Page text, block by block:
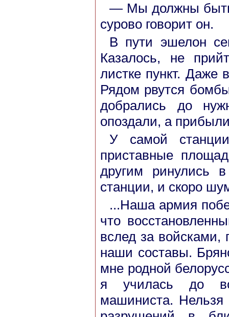
— Мы должны быть
сурово говорит он.
В пути эшелон
Казалось, не
листке пункт. Даже
Рядом рвутся
добрались до
опоздали, а
У самой
приставные
другим ринулись
станции, и скоро
...Наша армия
что
вслед за войсками,
наши составы.
мне родной
я училась до
машиниста. Нельзя